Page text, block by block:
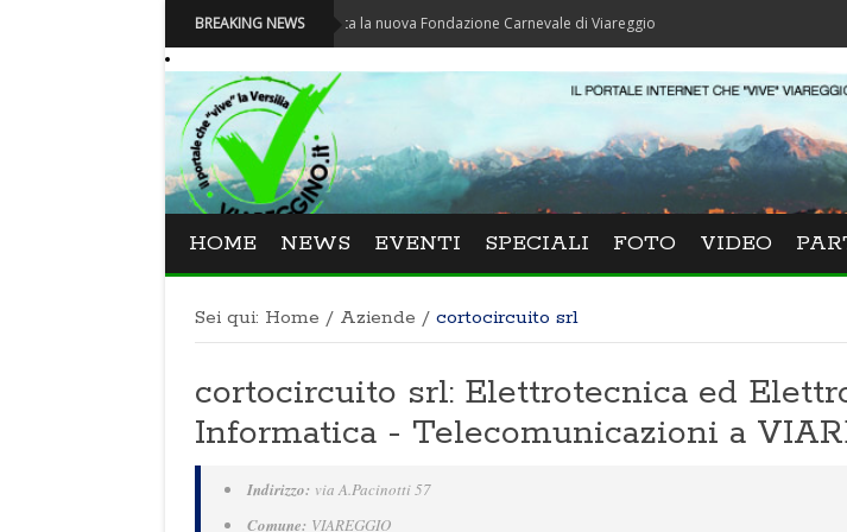
BREAKING NEWS
Carnevale - Nominata la nuova Fondazione Carnevale di Viareggio
HOME NEWS EVENTI SPECIALI FOTO VIDEO
Sei qui: Home / Aziende / cortocircuito srl
cortocircuito srl: Elettrotecnica ed
Informatica - Telecomunicazioni a
Indirizzo: via A.Pacinotti 57
Comune: VIAREGGIO